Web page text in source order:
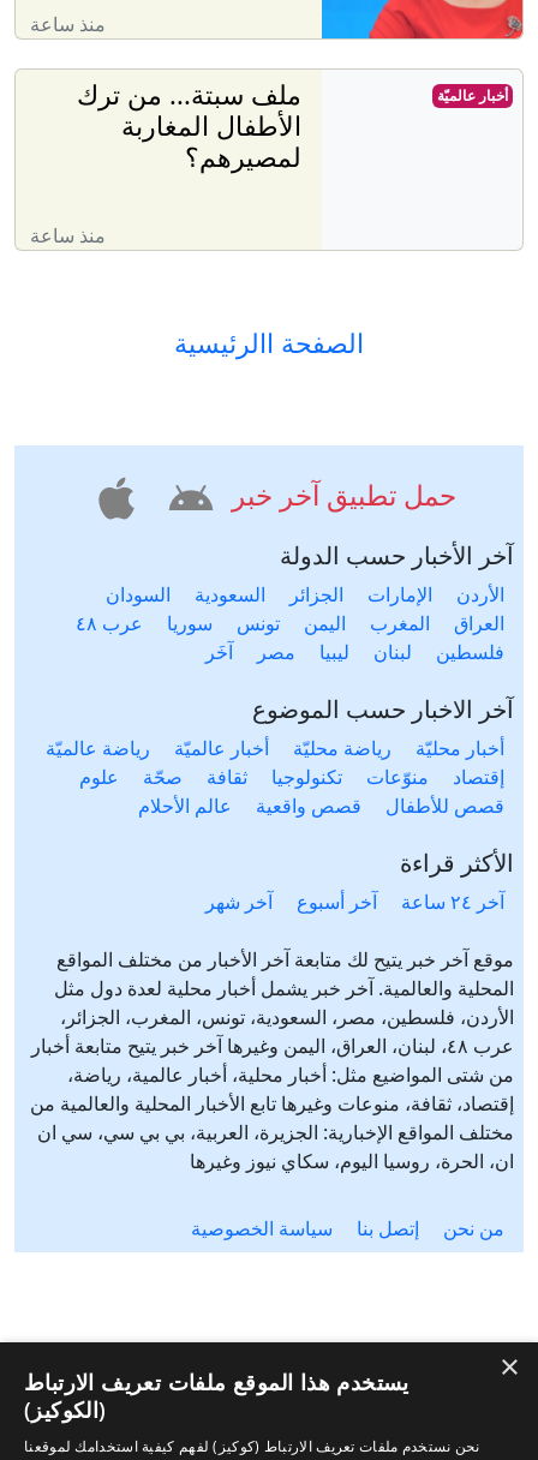
منذ ساعة
ملف سبتة... من ترك
الأطفال المغاربة
لمصيرهم؟
منذ ساعة
أخبار عالميّة
الصفحة االرئيسية
حمل تطبيق آخر خبر
آخر الأخبار حسب الدولة
الأردن الإمارات الجزائر السعودية
السودان
العراق
المغرب اليمن تونس سوريا
عرب ٤٨
فلسطين
لبنان ليبيا مصر آخَر
آخر الاخبار حسب الموضوع
أخبار محليّة رياضة محليّة أخبار عالميّة
رياضة عالميّة
إقتصاد
منوّعات تكنولوجيا ثقافة صحّة
علوم
قصص للأطفال
قصص واقعية عالم الأحلام
الأكثر قراءة
آخر ٢٤ ساعة آخر أسبوع آخر شهر
موقع آخر خبر يتيح لك متابعة آخر الأخبار من مختلف المواقع
المحلية والعالمية. آخر خبر يشمل أخبار محلية لعدة دول مثل
الأردن، فلسطين، مصر، السعودية، تونس، المغرب، الجزائر،
عرب ٤٨، لبنان، العراق، اليمن وغيرها آخر خبر يتيح متابعة أخبار
من شتى المواضيع مثل: أخبار محلية، أخبار عالمية، رياضة،
إقتصاد، ثقافة، منوعات وغيرها تابع الأخبار المحلية والعالمية من
مختلف المواقع الإخبارية: الجزيرة، العربية، بي بي سي، سي ان
ان، الحرة، روسيا اليوم، سكاي نيوز وغيرها
من نحن إتصل بنا سياسة الخصوصية
×
يستخدم هذا الموقع ملفات تعريف الارتباط
(الكوكيز)
نحن نستخدم ملفات تعريف الارتباط (كوكيز) لفهم كيفية استخدامك لموقعنا